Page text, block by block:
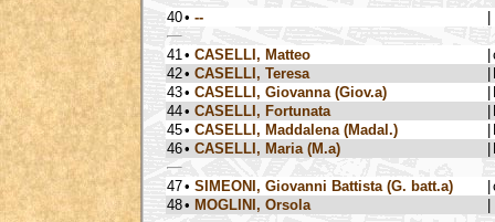
40• --
41 • CASELLI, Matteo
42• CASELLI, Teresa
43• CASELLI, Giovanna (Giov.a)
44• CASELLI, Fortunata
45• CASELLI, Maddalena (Madal.)
46• CASELLI, Maria (M.a)
47• SIMEONI, Giovanni Battista (G. batt.a)
48• MOGLINI, Orsola